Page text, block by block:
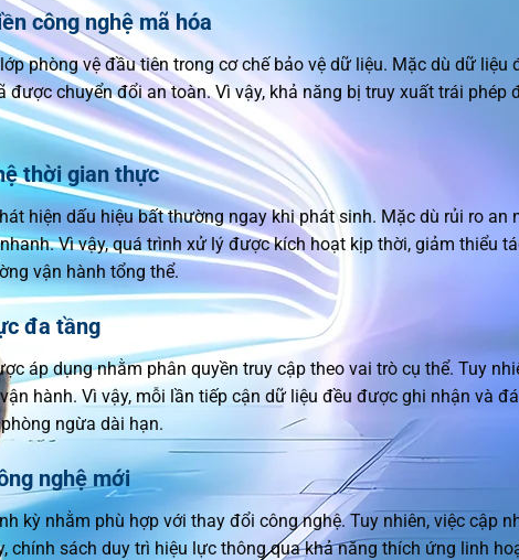
công nghệ mã hóa
phòng vệ đầu tiên trong cơ chế bảo vệ dữ liệu. Mặc dù dữ
chuyển đổi an toàn. Vì vậy, khả năng bị truy xuất trái phép
thời gian thực
hiện dấu hiệu bất thường ngay khi phát sinh. Mặc dù rủi ro an
Vì vậy, quá trình xử lý được kích hoạt kịp thời, giảm thiểu
vận hành tổng thể.
đa tầng
áp dụng nhằm phân quyền truy cập theo vai trò cụ thể. Tuy
hành. Vì vậy, mỗi lần tiếp cận dữ liệu đều được ghi nhận và
ngừa dài hạn.
nghệ mới
kỳ nhằm phù hợp với thay đổi công nghệ. Tuy nhiên, việc cập
chính sách duy trì hiệu lực thông qua khả năng thích ứng linh